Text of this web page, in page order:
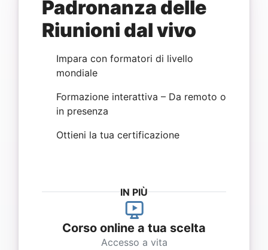
Padronanza delle
Riunioni dal vivo
Impara con formatori di livello
mondiale
Formazione interattiva – Da remoto o
in presenza
Ottieni la tua certificazione
IN PIÙ
Corso online a tua scelta
Accesso a vita